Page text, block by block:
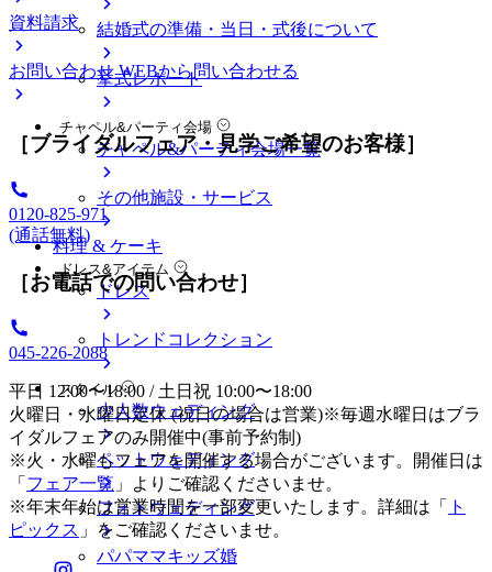
結婚式の準備・当日・式後について
挙式レポート
チャペル&パーティ会場
チャペル&パーティ会場一覧
その他施設・サービス
料理 & ケーキ
ドレス&アイテム
ドレス
トレンドコレクション
スタイル
少人数ウェディング
ペットウェディング
フォトウェディング
パパママキッズ婚
資料請求
お問い合わせ WEBから問い合わせる
［ブライダルフェア・見学ご希望のお客様］
0120-825-971
(通話無料)
［お電話での問い合わせ］
045-226-2088
平日 12:00〜18:00 / 土日祝 10:00〜18:00
火曜日・水曜日定休 (祝日の場合は営業)※毎週水曜日はブラ
イダルフェアのみ開催中(事前予約制)
※火・水曜もフェアを開催する場合がございます。開催日は
「 フェア一覧 」よりご確認くださいませ。
※年末年始は営業時間を一部変更いたします。詳細は「
ト
ピックス 」をご確認くださいませ。